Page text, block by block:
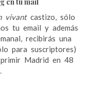
en tu mail
vivantcastizo, sólo
tu email y además
recibirás una
para suscriptores)
Madrid en 48